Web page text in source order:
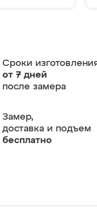
Сроки
от 7 дней
после замера
Замер,
доставка и подъем
бесплатно